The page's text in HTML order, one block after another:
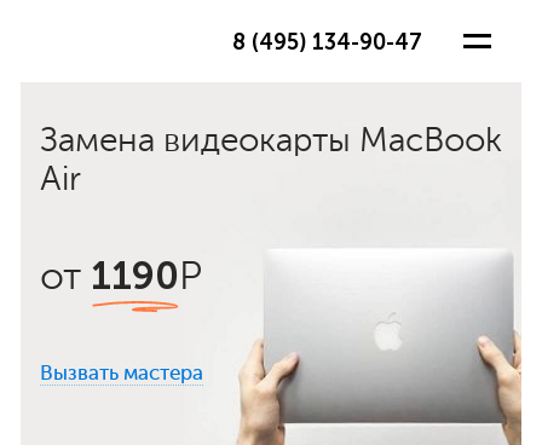
8 (495) 134-90-47
Замена видеокарты MacBook
Air
от 1190 Р
Вызвать мастера